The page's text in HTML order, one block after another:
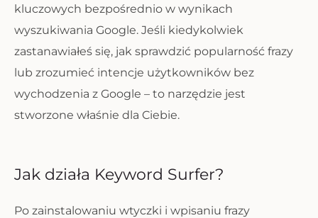
kluczowych bezpośrednio w wynikach
wyszukiwania Google. Jeśli kiedykolwiek
zastanawiałeś się, jak sprawdzić popularność frazy
lub zrozumieć intencje użytkowników bez
wychodzenia z Google – to narzędzie jest
stworzone właśnie dla Ciebie.
Jak działa Keyword Surfer?
Po zainstalowaniu wtyczki i wpisaniu frazy